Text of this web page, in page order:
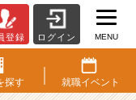
登録 ログイン MENU
探す 就職イベント